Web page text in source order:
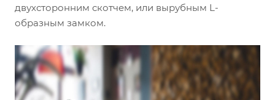
двухсторонним скотчем, или вырубным L-
образным замком.